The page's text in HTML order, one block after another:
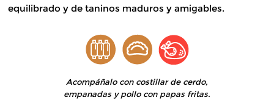
equilibrado y de taninos maduros y amigables.
Acompáñalo con costillar de cerdo,
empanadas y pollo con papas fritas.